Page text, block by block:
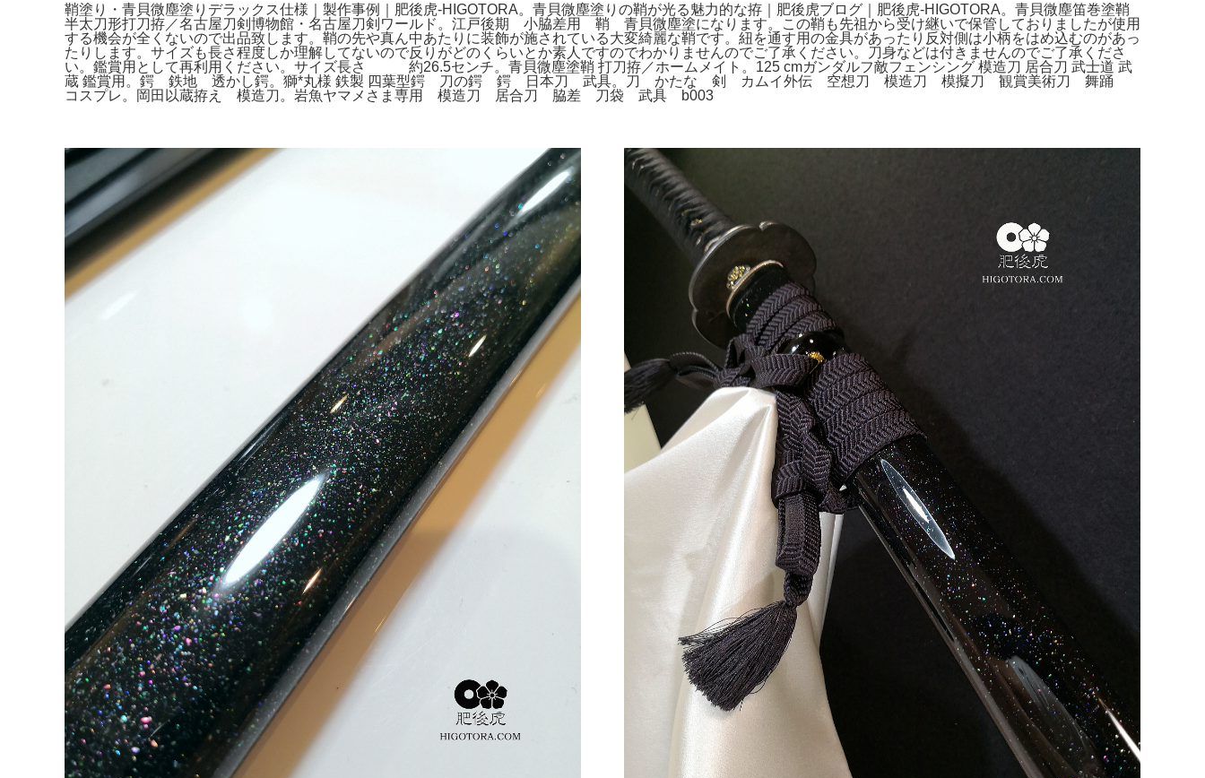
鞘塗り・青貝微塵塗りデラックス仕様｜製作事例｜肥後虎-HIGOTORA。青貝微塵塗りの鞘が光る魅力的な拵｜肥後虎ブログ｜肥後虎-HIGOTORA。青貝微塵笛巻塗鞘
半太刀形打刀拵／名古屋刀剣博物館・名古屋刀剣ワールド。江戸後期 小脇差用 鞘 青貝微塵塗になります。この鞘も先祖から受け継いで保管しておりましたが使用
する機会が全くないので出品致します。鞘の先や真ん中あたりに装飾が施されている大変綺麗な鞘です。紐を通す用の金具があったり反対側は小柄をはめ込むのがあっ
たりします。サイズも長さ程度しか理解してないので反りがどのくらいとか素人ですのでわかりませんのでご了承ください。刀身などは付きませんのでご了承くださ
い。鑑賞用として再利用ください。サイズ長さ 約26.5センチ。青貝微塵塗鞘 打刀拵／ホームメイト。125 cmガンダルフ敵フェンシング 模造刀 居合刀 武士道 武
蔵 鑑賞用。鍔 鉄地 透かし鍔。獅*丸様 鉄製 四葉型鍔 刀の鍔 鍔 日本刀 武具。刀 かたな 剣 カムイ外伝 空想刀 模造刀 模擬刀 観賞美術刀 舞踊
コスプレ。岡田以蔵拵え 模造刀。岩魚ヤマメさま専用 模造刀 居合刀 脇差 刀袋 武具 b003